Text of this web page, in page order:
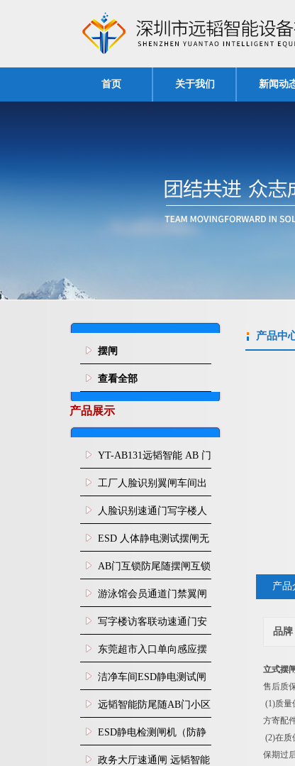
首页 关于我们 新闻动
摆闸
查看全部
产品展示
YT-AB131远韬智能 AB 门
闸机双通道互锁防尾随闸
机
工厂人脸识别翼闸车间出
入口人行通道门禁
人脸识别速通门写字楼人
行通道闸门禁设备
ESD 人体静电测试摆闸无
尘车间防静电闸机
AB门互锁防尾随摆闸互锁
闸机
游泳馆会员通道门禁翼闸
写字楼访客联动速通门安
装
东莞超市入口单向感应摆
闸安装
洁净车间ESD静电测试闸
机
远韬智能防尾随AB门小区
门禁闸机安装
​ESD静电检测闸机（防静
电门禁通道系统）
政务大厅速通闸 远韬智能
产品中
产品
品牌
立式摆
售后质
(1)质量
方寄配
(2)在质
保期过